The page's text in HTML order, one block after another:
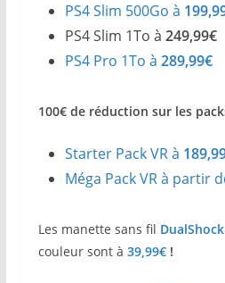
PS4 Slim 500Go à
PS4 Slim 1To à 249,99€
PS4 Pro 1To à 289,99€
100€ de réduction sur les
Starter Pack VR à
Méga Pack VR à partir
Les manette sans fil
couleur sont à 39,99€!